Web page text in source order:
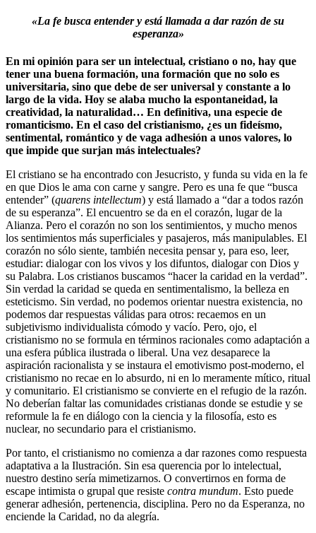
«La fe busca entender y está llamada a dar razón de su
esperanza»
En mi opinión para ser un intelectual, cristiano o no, hay que
tener una buena formación, una formación que no solo es
universitaria, sino que debe de ser universal y constante a lo
largo de la vida. Hoy se alaba mucho la espontaneidad, la
creatividad, la naturalidad… En definitiva, una especie de
romanticismo. En el caso del cristianismo, ¿es un fideísmo,
sentimental, romántico y de vaga adhesión a unos valores, lo
que impide que surjan más intelectuales?
El cristiano se ha encontrado con Jesucristo, y funda su vida en la fe
en que Dios le ama con carne y sangre. Pero es una fe que “busca
entender” (quarens intellectum) y está llamado a “dar a todos razón
de su esperanza”. El encuentro se da en el corazón, lugar de la
Alianza. Pero el corazón no son los sentimientos, y mucho menos
los sentimientos más superficiales y pasajeros, más manipulables. El
corazón no sólo siente, también necesita pensar y, para eso, leer,
estudiar: dialogar con los vivos y los difuntos, dialogar con Dios y
su Palabra. Los cristianos buscamos “hacer la caridad en la verdad”.
Sin verdad la caridad se queda en sentimentalismo, la belleza en
esteticismo. Sin verdad, no podemos orientar nuestra existencia, no
podemos dar respuestas válidas para otros: recaemos en un
subjetivismo individualista cómodo y vacío. Pero, ojo, el
cristianismo no se formula en términos racionales como adaptación a
una esfera pública ilustrada o liberal. Una vez desaparece la
aspiración racionalista y se instaura el emotivismo post-moderno, el
cristianismo no recae en lo absurdo, ni en lo meramente mítico, ritual
y comunitario. El cristianismo se convierte en el refugio de la razón.
No deberían faltar las comunidades cristianas donde se estudie y se
reformule la fe en diálogo con la ciencia y la filosofía, esto es
nuclear, no secundario para el cristianismo.
Por tanto, el cristianismo no comienza a dar razones como respuesta
adaptativa a la Ilustración. Sin esa querencia por lo intelectual,
nuestro destino sería mimetizarnos. O convertirnos en forma de
escape intimista o grupal que resiste contra mundum. Esto puede
generar adhesión, pertenencia, disciplina. Pero no da Esperanza, no
enciende la Caridad, no da alegría.